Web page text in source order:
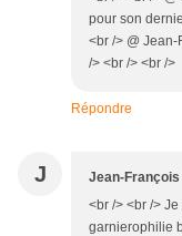
pour son
<br /> @
/> <br /> <br />
Répondre
J Jean-François
<br /> <br />
garnierophilie